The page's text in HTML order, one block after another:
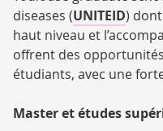
diseases (UNITEID)
haut niveau et
offrent des
étudiants, avec une
Master et études